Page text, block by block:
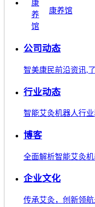
康养馆
公司动态
智美康民前沿资讯,
行业动态
智能艾灸机器人行
博客
全面解析智能艾灸
企业文化
传承艾灸，创新领